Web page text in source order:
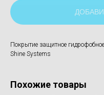
Покрытие защитное
Shine Systems
Похожие товары